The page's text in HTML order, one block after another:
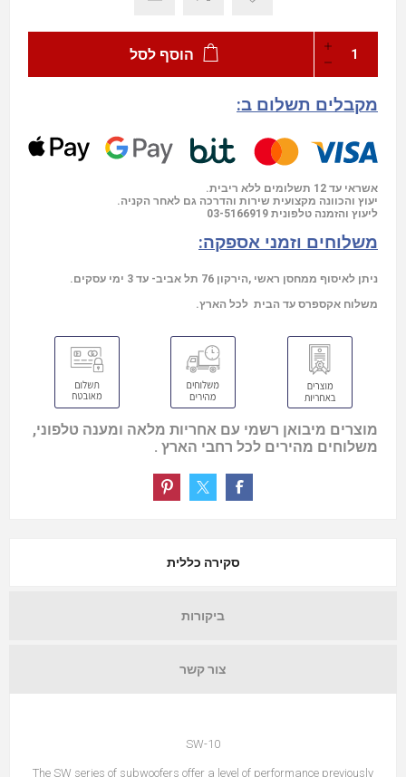
הוסף לסל
מקבלים תשלום ב:
אשראי עד 12 תשלומים ללא ריבית.
יעוץ והכוונה מקצועית שירות והדרכה גם לאחר הקניה.
ליעוץ והזמנה טלפונית 03-5166919
משלוחים וזמני אספקה:
ניתן לאיסוף ממחסן ראשי ,הירקון 76 תל אביב- עד 3 ימי עסקים.
משלוח אקספרס עד הבית לכל הארץ.
מוצרים מיבואן רשמי עם אחריות מלאה ומענה טלפוני,
משלוחים מהירים לכל רחבי הארץ .
סקירה כללית
ביקורות
צור קשר
SW-10
The SW series of subwoofers offer a level of performance previously